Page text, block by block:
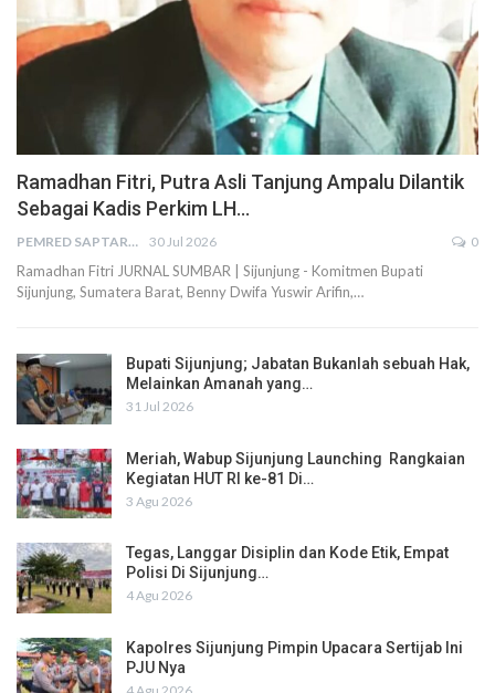
Ramadhan Fitri, Putra Asli Tanjung Ampalu Dilantik
Sebagai Kadis Perkim LH…
PEMRED SAPTARIUS 30 Jul 2026 0
Ramadhan Fitri JURNAL SUMBAR | Sijunjung - Komitmen Bupati
Sijunjung, Sumatera Barat, Benny Dwifa Yuswir Arifin,…
Bupati Sijunjung; Jabatan Bukanlah sebuah Hak,
Melainkan Amanah yang…
31 Jul 2026
Meriah, Wabup Sijunjung Launching Rangkaian
Kegiatan HUT RI ke-81 Di…
3 Agu 2026
Tegas, Langgar Disiplin dan Kode Etik, Empat
Polisi Di Sijunjung…
4 Agu 2026
Kapolres Sijunjung Pimpin Upacara Sertijab Ini
PJU Nya